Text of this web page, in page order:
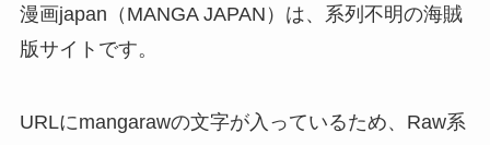
漫画japan（MANGA JAPAN）は、系列不明の海賊
版サイトです。
URLにmangarawの文字が入っているため、Raw系